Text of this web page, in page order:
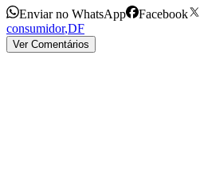
Enviar no WhatsApp Facebook
consumidor,DF
Ver Comentários